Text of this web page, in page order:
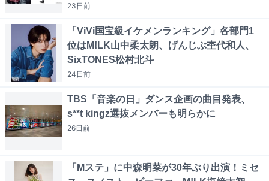
23日前
「ViVi国宝級イケメンランキング」各部門1
位はM!LK山中柔太朗、げんじぶ杢代和人、
SixTONES松村北斗
24日前
TBS「音楽の日」ダンス企画の曲目発表、
s**t kingz選抜メンバーも明らかに
26日前
「Mステ」に中森明菜が30年ぶり出演！ミセ